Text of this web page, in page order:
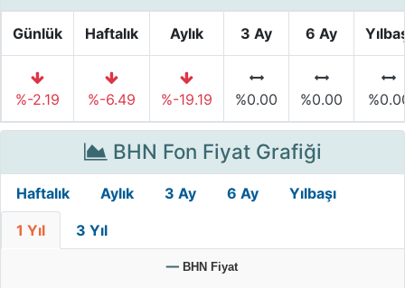
Günlük Haftalık Aylık 3 Ay 6 Ay
%-2.19 %-6.49 %-19.19 %0.00 %0.00
BHN Fon Fiyat Grafiği
Haftalık Aylık 3 Ay 6 Ay Yılbaşı
1 Yıl 3 Yıl